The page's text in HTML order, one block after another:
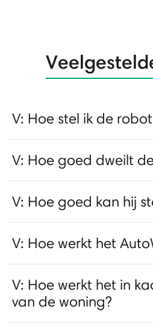
V: Hoe stel ik de
V: Hoe goed dweilt
V: Hoe goed kan hij
V: Hoe werkt het
V: Hoe werkt het in
van de woning?